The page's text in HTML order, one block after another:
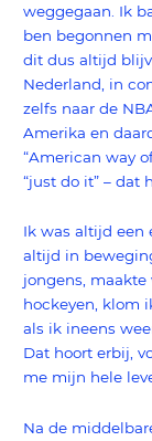
weggegaan. Ik
ben begonnen
dit dus altijd
Nederland, in
zelfs naar de
Amerika en
“American way
“just do it” – dat
Ik was altijd een
altijd in
jongens,
hockeyen, klom
als ik ineens
Dat hoort erbij,
me mijn hele
Na de